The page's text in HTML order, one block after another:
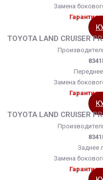
Замена
Гарантия
TOYOTA LAND CRUISER
Замена
Гарантия
TOYOTA LAND CRUISER
Заднее
Замена
Гарантия